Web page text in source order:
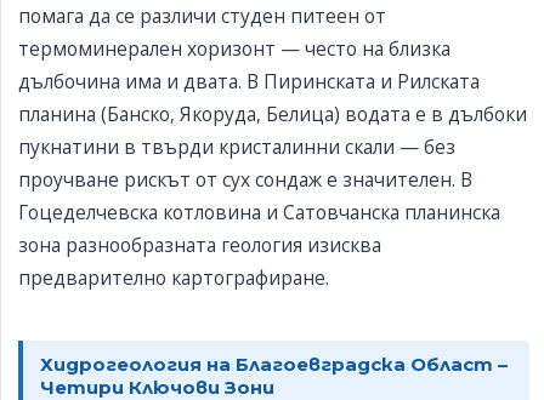
помага да се различи студен питеен от
термоминерален хоризонт — често на близка
дълбочина има и двата. В Пиринската и Рилската
планина (Банско, Якоруда, Белица) водата е в дълбоки
пукнатини в твърди кристалинни скали — без
проучване рискът от сух сондаж е значителен. В
Гоцеделчевска котловина и Сатовчанска планинска
зона разнообразната геология изисква
предварително картографиране.
Хидрогеология на Благоевградска Област –
Четири Ключови Зони